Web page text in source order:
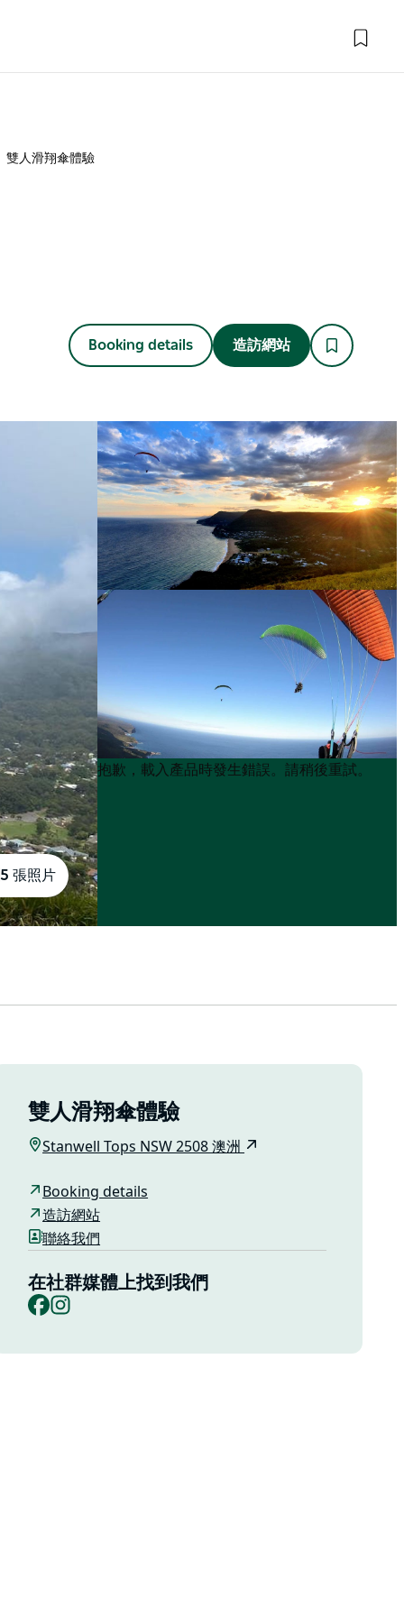
雙人滑翔傘體驗
Booking details 造訪網站
5 張照片
Product
List
Product
List
抱歉，載入產品時發生錯誤。請稍後重試。
雙人滑翔傘體驗
Stanwell Tops NSW 2508 澳洲
Booking details
造訪網站
聯絡我們
在社群媒體上找到我們
Facebook